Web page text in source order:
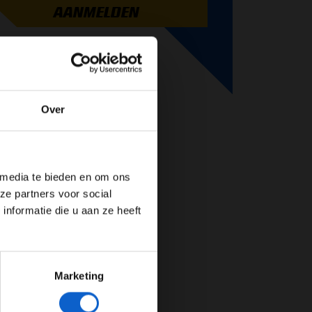
Over
te bieden en om ons
partners voor social
die u aan ze heeft
Marketing
AANMELDEN